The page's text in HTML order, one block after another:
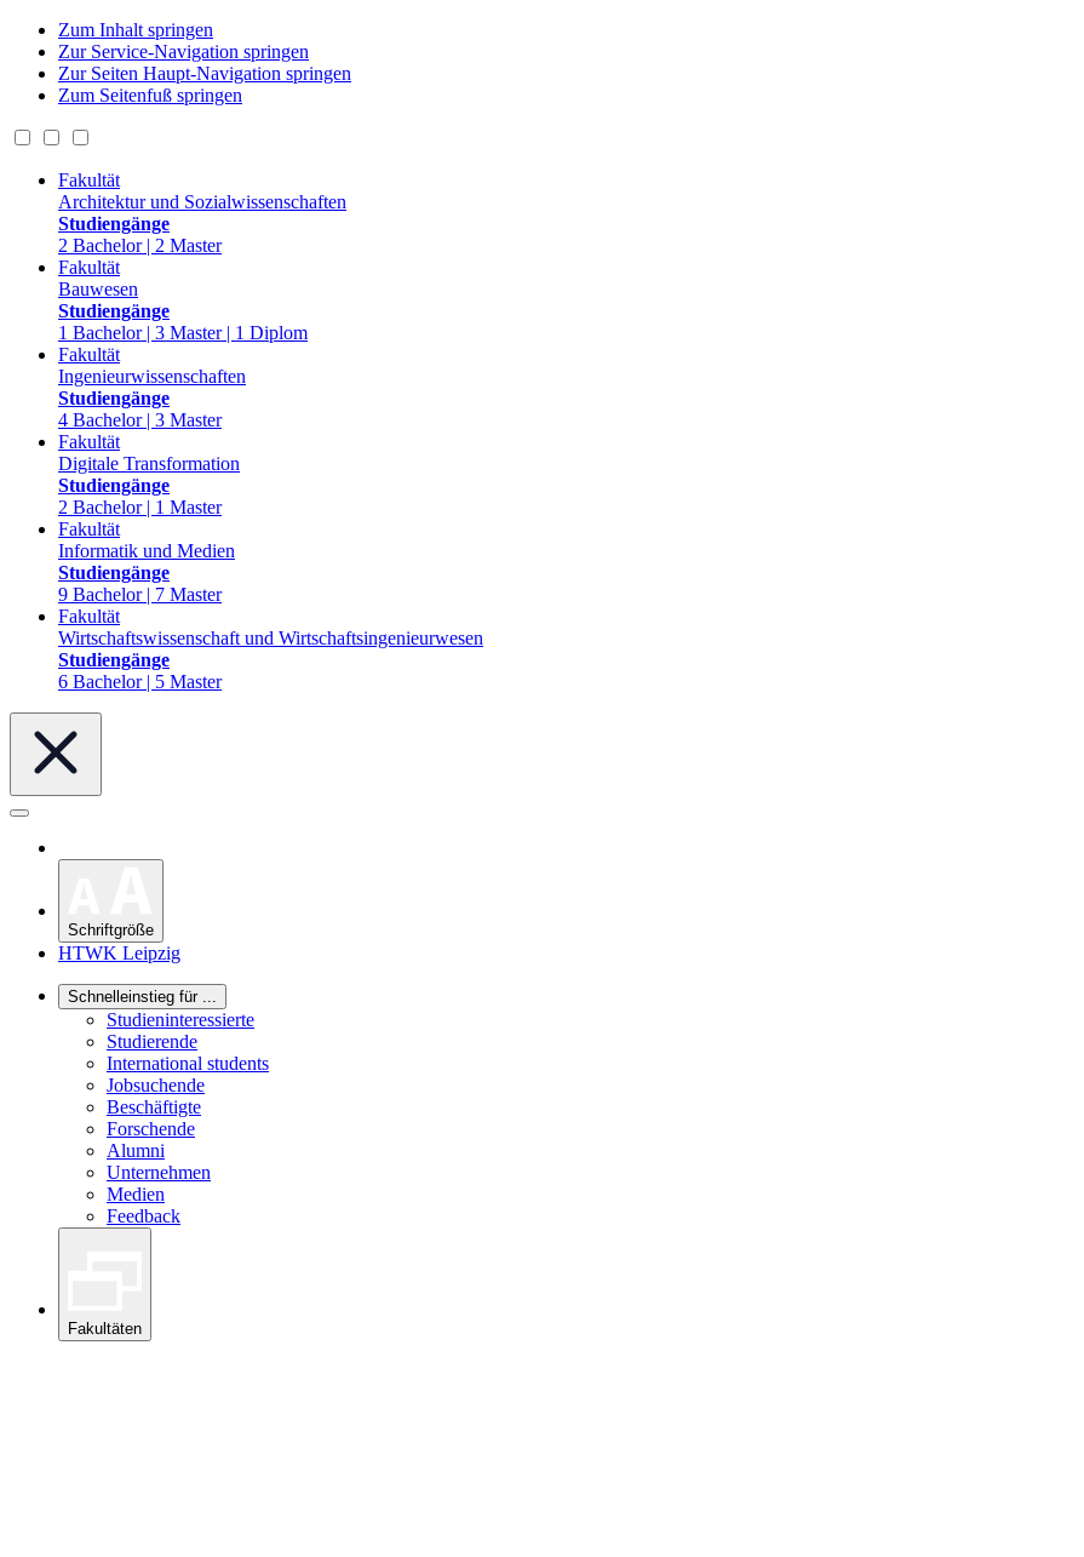
Zum Inhalt springen
Zur Service-Navigation springen
Zur Seiten Haupt-Navigation springen
Zum Seitenfuß springen
Fakultät
Architektur und Sozialwissenschaften
Studiengänge
2 Bachelor | 2 Master
Fakultät
Bauwesen
Studiengänge
1 Bachelor | 3 Master | 1 Diplom
Fakultät
Ingenieurwissenschaften
Studiengänge
4 Bachelor | 3 Master
Fakultät
Digitale Transformation
Studiengänge
2 Bachelor | 1 Master
Fakultät
Informatik und Medien
Studiengänge
9 Bachelor | 7 Master
Fakultät
Wirtschaftswissenschaft und Wirtschaftsingenieurwesen
Studiengänge
6 Bachelor | 5 Master
Schriftgröße
HTWK Leipzig
Schnelleinstieg für ...
Studieninteressierte
Studierende
International students
Jobsuchende
Beschäftigte
Forschende
Alumni
Unternehmen
Medien
Feedback
Fakultäten